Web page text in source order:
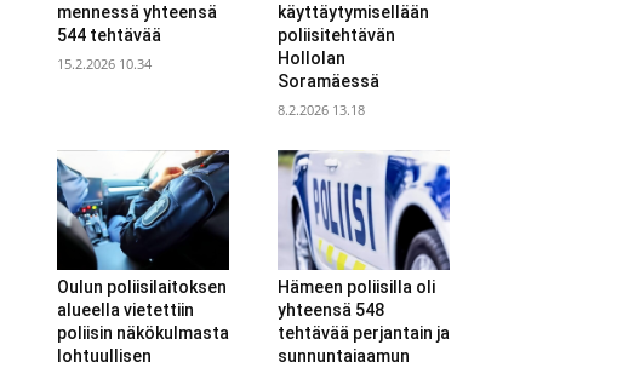
mennessä yhteensä
544 tehtävää
15.2.2026 10.34
käyttäytymisellään
poliisitehtävän
Hollolan
Soramäessä
8.2.2026 13.18
Oulun poliisilaitoksen
alueella vietettiin
poliisin näkökulmasta
lohtuullisen
Hämeen poliisilla oli
yhteensä 548
tehtävää perjantain ja
sunnuntaiaamun